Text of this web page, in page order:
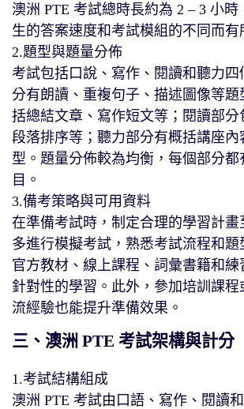
澳洲 PTE 考試總時長約為 2 – 3 小
生的答案速度和考試模組的不同而有
2.題型與題量分佈
考試包括口說、寫作、閱讀和聽力四
分有朗讀、重複句子、描述圖像等
括總結文章、寫作短文等；閱讀部分
段落排序等；聽力部分有概括講座內
型。題量分佈較為均衡，每個部分都
目。
3.備考策略與可用資料
在準備考試時，制定合理的學習計畫
多進行模擬考試，熟悉考試流程和題
官方教材、線上課程、詞彙書籍和
針對性的學習。此外，參加培訓課程
流經驗也能提升準備效果。
三、澳洲 PTE 考試架構與計分
1.考試結構組成
澳洲 PTE 考試由口語、寫作、閱讀